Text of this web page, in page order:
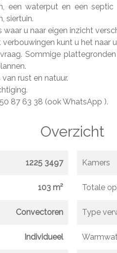
een waterput en een
siertuin.
waar u naar eigen inzicht
kunt u het naar
Sommige
rust en natuur.
87 63 38 (ook WhatsApp ).
Overzicht
1225 3497 Kamers
103 m² Totale
Convectoren Type
Individueel